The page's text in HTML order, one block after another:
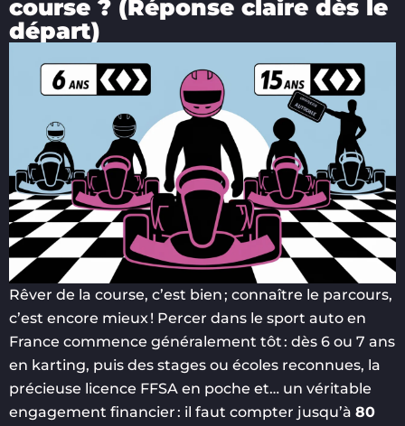
course ? (Réponse claire dès le
départ)
Rêver de la course, c’est bien ; connaître le parcours,
c’est encore mieux ! Percer dans le sport auto en
France commence généralement tôt : dès 6 ou 7 ans
en karting, puis des stages ou écoles reconnues, la
précieuse licence FFSA en poche et… un véritable
engagement financier : il faut compter jusqu’à 80